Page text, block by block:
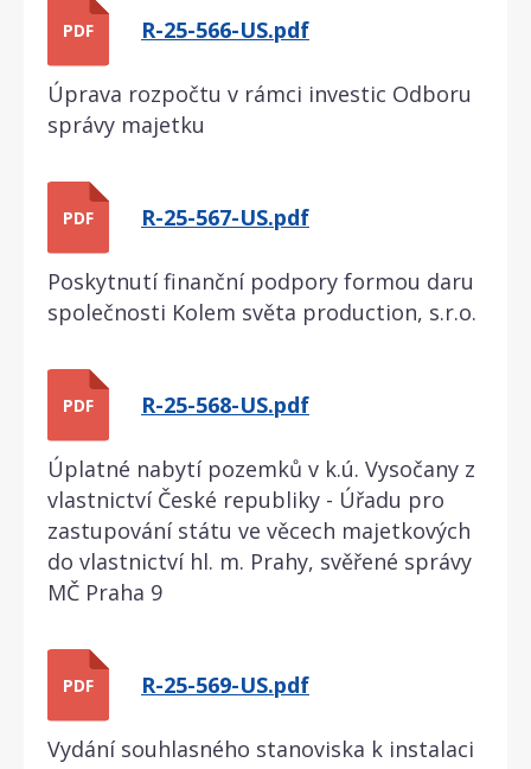
PDF R-25-566-US.pdf
Úprava rozpočtu v rámci investic Odboru
správy majetku
PDF R-25-567-US.pdf
Poskytnutí finanční podpory formou daru
společnosti Kolem světa production, s.r.o.
PDF R-25-568-US.pdf
Úplatné nabytí pozemků v k.ú. Vysočany z
vlastnictví České republiky - Úřadu pro
zastupování státu ve věcech majetkových
do vlastnictví hl. m. Prahy, svěřené správy
MČ Praha 9
PDF R-25-569-US.pdf
Vydání souhlasného stanoviska k instalaci